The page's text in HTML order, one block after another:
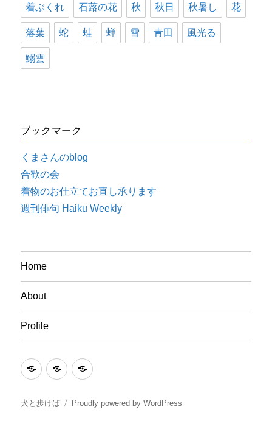
着ぶくれ 石蕗の花 秋 秋日 秋暑し 花
落葉 蛇 蛙 蝉 雪 青田 風光る
鰯雲
ブックマーク
くまさんのblog
合歓の会
着物のお仕立てお直し承ります
週刊俳句 Haiku Weekly
Home
About
Profile
HomeAboutProfile
犬と歩けば Proudly powered by WordPress